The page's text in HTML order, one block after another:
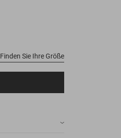
Finden Sie Ihre Größe